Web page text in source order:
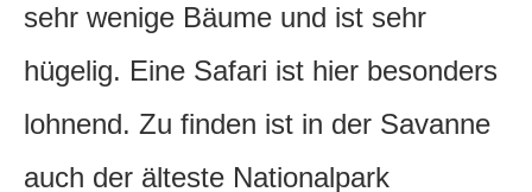
sehr wenige Bäume und ist sehr
hügelig. Eine Safari ist hier besonders
lohnend. Zu finden ist in der Savanne
auch der älteste Nationalpark